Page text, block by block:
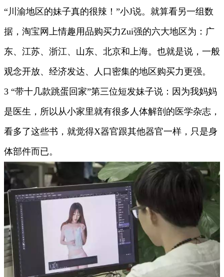
“川渝地区的妹子真的很辣！”小J说。就算看另一组数
据，淘宝网上情趣用品购买力Zui强的六大地区为：广
东、江苏、浙江、山东、北京和上海。也就是说，一般
观念开放、经济发达、人口密集的地区购买力更强。
3 “带十几款跳蛋回家”第三位短发妹子说：因为我妈妈
是医生，所以从小家里就有很多人体解剖的医学杂志，
看多了这些书，就觉得X器官跟其他器官一样，只是身
体部件而已。